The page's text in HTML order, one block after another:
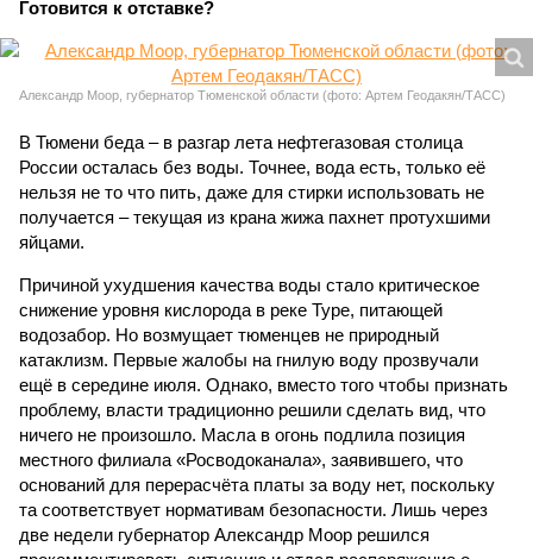
Готовится к отставке?
Александр Моор, губернатор Тюменской области (фото: Артем Геодакян/ТАСС)
В Тюмени беда – в разгар лета нефтегазовая столица
России осталась без воды. Точнее, вода есть, только её
нельзя не то что пить, даже для стирки использовать не
получается – текущая из крана жижа пахнет протухшими
яйцами.
Причиной ухудшения качества воды стало критическое
снижение уровня кислорода в реке Туре, питающей
водозабор. Но возмущает тюменцев не природный
катаклизм. Первые жалобы на гнилую воду прозвучали
ещё в середине июля. Однако, вместо того чтобы признать
проблему, власти традиционно решили сделать вид, что
ничего не произошло. Масла в огонь подлила позиция
местного филиала «Росводоканала», заявившего, что
оснований для перерасчёта платы за воду нет, поскольку
та соответствует нормативам безопасности. Лишь через
две недели губернатор Александр Моор решился